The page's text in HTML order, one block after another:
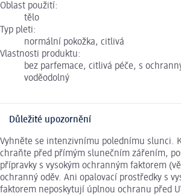
Oblast použití:
tělo
Typ pleti:
normální pokožka, citlivá
Vlastnosti produktu:
bez parfemace, citlivá péče, s
voděodolný
Důležité upozornění
Vyhněte se intenzivnímu polednímu slunci.
chraňte před přímým slunečním zářením,
přípravky s vysokým ochranným faktorem
ochranný oděv. Ani opalovací prostředky s
faktorem neposkytují úplnou ochranu před